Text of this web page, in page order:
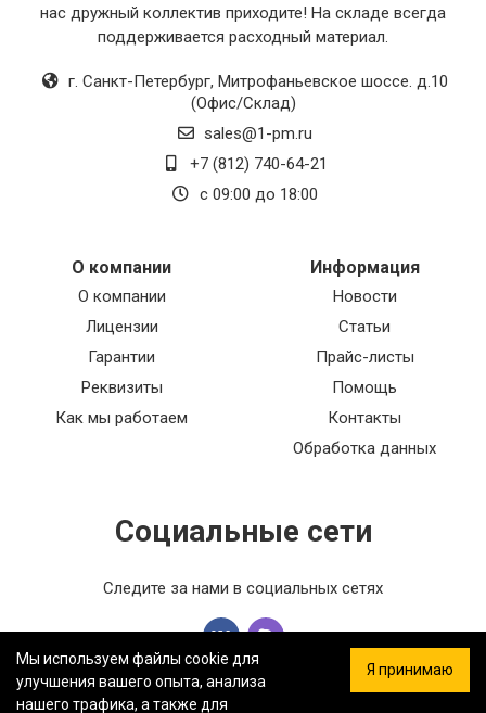
нас дружный коллектив приходите! На складе всегда
поддерживается расходный материал.
г. Санкт-Петербург, Митрофаньевское шоссе. д.10
(Офис/Склад)
sales@1-pm.ru
+7 (812) 740-64-21
с 09:00 до 18:00
О компании
О компании
Лицензии
Гарантии
Реквизиты
Как мы работаем
Информация
Новости
Статьи
Прайс-листы
Помощь
Контакты
Обработка данных
Социальные сети
Следите за нами в социальных сетях
Мы используем файлы cookie для
улучшения вашего опыта, анализа
нашего трафика, а также для
Я принимаю